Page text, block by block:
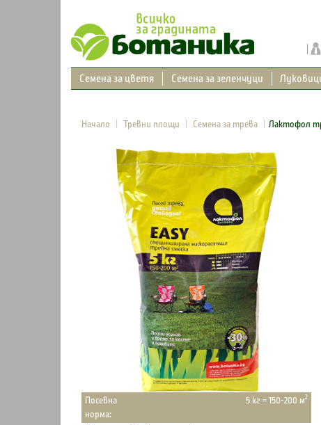
Семена за цветя Семена за зеленчуци
Начало Тревни площи Семена за трева Лактофол
Посевна
норма:
5 кг = 150-200 м2